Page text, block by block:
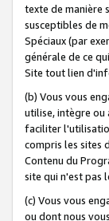
texte de manière
susceptibles de
Spéciaux (par
générale de ce
Site tout lien
(b) Vous vous
utilise, intègre ou
faciliter
compris les sites
Contenu du
site qui n'est pas
(c) Vous vous
ou dont nous